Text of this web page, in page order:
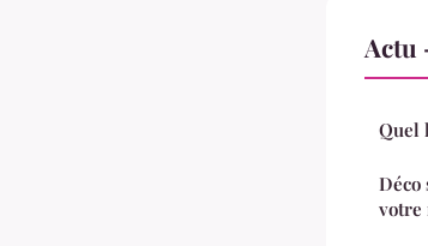
Actu
Quel
Déco
votre